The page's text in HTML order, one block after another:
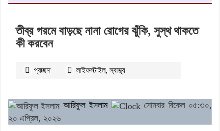
তীব্র গরমে বাড়ছে নানা রোগের ঝুঁকি, সুস্থ থাকতে
কী করবেন
প্রচ্ছদ লাইফস্টাইল,স্বাস্থ্য
আরিফুল ইসলাম
সোমবার বিকেল ০৫:৩০,
২০ এপ্রিল, ২০২৬